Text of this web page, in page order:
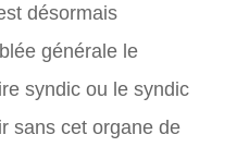
désormais
générale le
syndic ou le syndic
sans cet organe de